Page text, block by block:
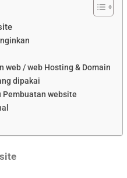
web / web Hosting & Domain
dipakai
Pembuatan website